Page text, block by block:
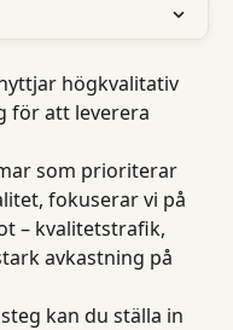
högkvalitativ
för att leverera
som prioriterar
fokuserar vi på
– kvalitetstrafik,
avkastning på
kan du ställa in